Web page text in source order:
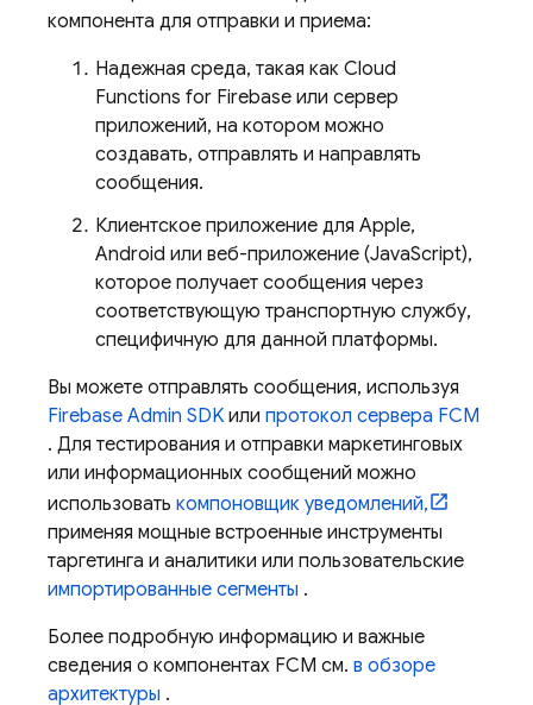
компонента для отправки и приема:
Надежная среда, такая как Cloud
Functions for Firebase или сервер
приложений, на котором можно
создавать, отправлять и направлять
сообщения.
Клиентское приложение для Apple,
Android или веб-приложение (JavaScript),
которое получает сообщения через
соответствующую транспортную службу,
специфичную для данной платформы.
Вы можете отправлять сообщения, используя
Firebase Admin SDK или протокол сервера FCM
. Для тестирования и отправки маркетинговых
или информационных сообщений можно
использовать компоновщик уведомлений,
применяя мощные встроенные инструменты
таргетинга и аналитики или пользовательские
импортированные сегменты .
Более подробную информацию и важные
сведения о компонентах FCM см. в обзоре
архитектуры .